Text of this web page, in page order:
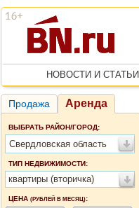
НОВОСТИ И СТАТЬИ
Продажа Аренда
ВЫБРАТЬ РАЙОН/ГОРОД:
Свердловская область
ТИП НЕДВИЖИМОСТИ:
квартиры (вторичка)
ЦЕНА (РУБЛЕЙ В МЕСЯЦ):